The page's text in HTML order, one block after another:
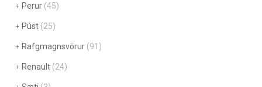
Perur (45)
Púst (25)
Rafgmagnsvörur (91)
Renault (24)